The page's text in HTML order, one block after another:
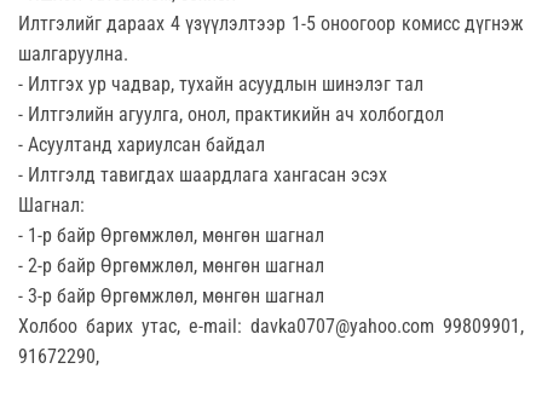
Илтгэлийг дараах 4 үзүүлэлтээр 1-5 оноогоор комисс дүгнэж
шалгаруулна.
- Илтгэх ур чадвар, тухайн асуудлын шинэлэг тал
- Илтгэлийн агуулга, онол, практикийн ач холбогдол
- Асуултанд хариулсан байдал
- Илтгэлд тавигдах шаардлага хангасан эсэх
Шагнал:
- 1-р байр Өргөмжлөл, мөнгөн шагнал
- 2-р байр Өргөмжлөл, мөнгөн шагнал
- 3-р байр Өргөмжлөл, мөнгөн шагнал
Холбоо барих утас, e-mail: davka0707@yahoo.com 99809901,
91672290,